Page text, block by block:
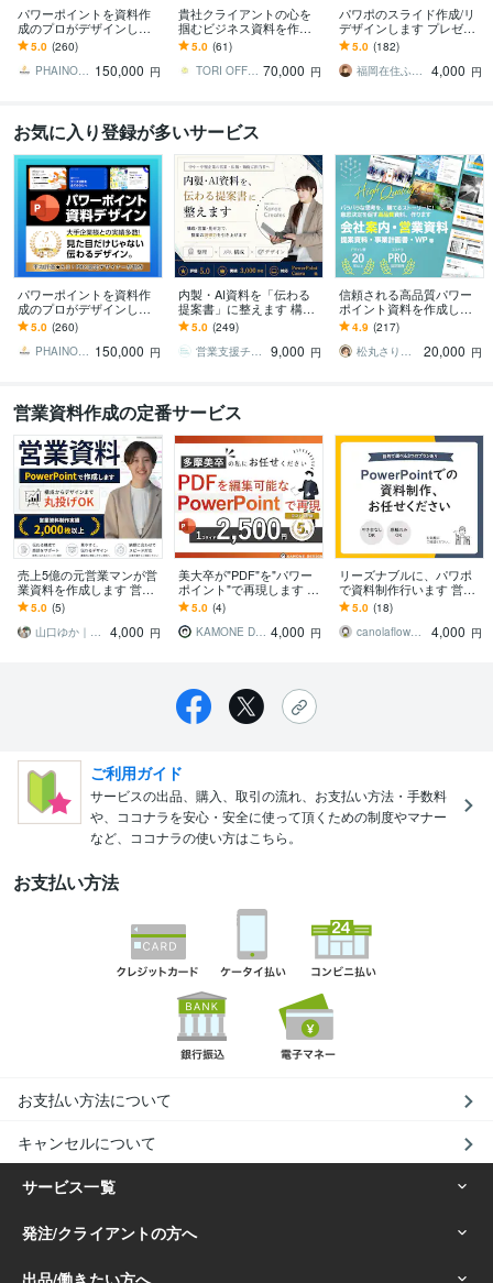
パワーポイントを資料作
成のプロがデザインしま
す 大手企業様との取引実
績多数！ビジネスの背中
を押せるデザインを
5.0 (260)
PHAINO DESIGN 150,000 円
貴社クライアントの心を
掴むビジネス資料を作成
します 営業資料・報告
書・ピッチ・投資家向
け・ホワイトペーパー等
5.0 (61)
TORI OFFICE 70,000 円
パワポのスライド作成/リ
デザインします プレゼン/
営業資料の制作をプロに
任せてみませんか？
5.0 (182)
福岡在住ふみ×スライドデザイン
4,000 円
お気に入り登録が多いサービス
パワーポイントを資料作
成のプロがデザインしま
す 大手企業様との取引実
績多数！ビジネスの背中
を押せるデザインを
5.0 (260)
PHAINO DESIGN 150,000 円
内製・AI資料を「伝わる
提案書」に整えます 構
成・図解・デザインまで
「プロ目線」でブラッシ
ュアップ
5.0 (249)
営業支援チームKanaeCreates
9,000 円
信頼される高品質パワー
ポイント資料を作成しま
す 企画・ライティング・
デザインまで。営業に強
い資料を作ります。
4.9 (217)
松丸さりり｜シネステティカ
20,000 円
営業資料作成の定番サービス
売上5億の元営業マンが営
業資料を作成します 営業
資料をPowerPointで作成
します
5.0 (5)
山口ゆか｜ナチョスデザイン
4,000 円
美大卒が"PDF"を"パワー
ポイント"で再現します P
DFデータに手を加えた
い！そんな悩みを解決し
ます
5.0 (4)
KAMONE Design 4,000 円
リーズナブルに、パワポ
で資料制作行います 営業
資料｜商品説明資料｜セ
ミナー資料｜マニュアル
作成
5.0 (18)
canolaflower_siryo
4,000 円
ご利用ガイド
サービスの出品、購入、取引の流れ、お支払い方法・手数料
や、ココナラを安心・安全に使って頂くための制度やマナー
など、ココナラの使い方はこちら。
お支払い方法
お支払い方法について
キャンセルについて